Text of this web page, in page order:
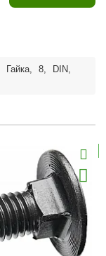
Гайка, 8, DIN,